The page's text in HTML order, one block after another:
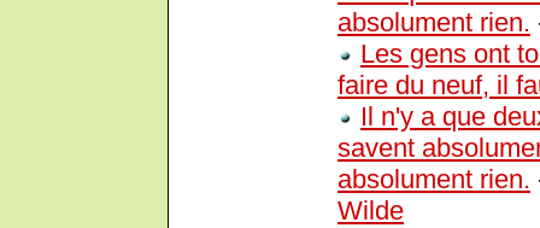
absolument rien.
Les gens ont
faire du neuf, il
Il n'y a que
savent
absolument rien.
Wilde